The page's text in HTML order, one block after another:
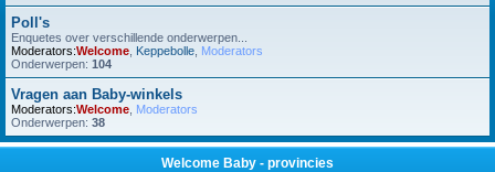
Poll's
Enquetes over verschillende onderwerpen...
Moderators:Welcome Keppebolle Moderators
Onderwerpen: 104
Vragen aan Baby-winkels
Moderators:Welcome Moderators
Onderwerpen: 38
Welcome Baby - provincies